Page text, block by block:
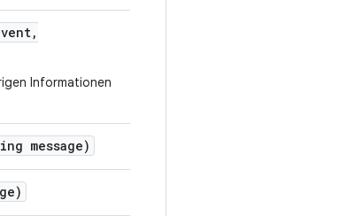
,
Informationen
message)